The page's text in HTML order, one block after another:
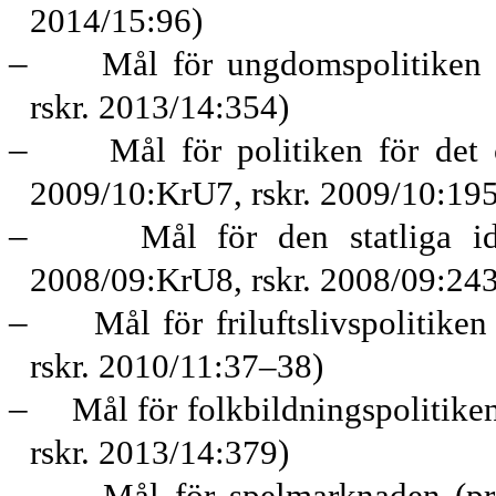
2014/15:96)
–
Mål för ungdomspolitiken
rskr. 2013/14:354)
–
Mål för politiken för det
2009/10:KrU7, rskr. 2009/
–
Mål för den statliga
2008/09:KrU8, rskr. 2008/
–
Mål för friluftslivspolitiken
rskr. 2010/11:37–38)
–
Mål för
rskr. 2013/14:379)